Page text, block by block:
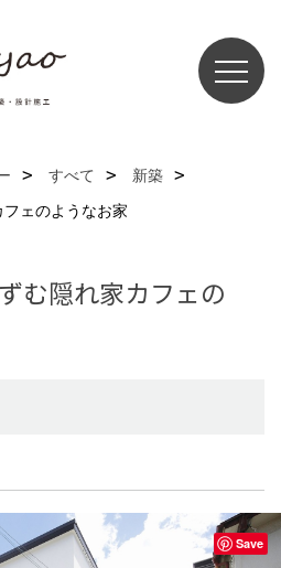
すべて
新築
ェのようなお家
む隠れ家カフェの
Save